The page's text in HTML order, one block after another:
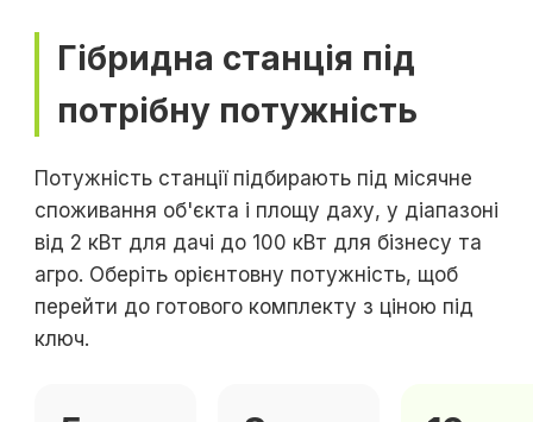
Гібридна станція під
потрібну потужність
Потужність станції підбирають під місячне
споживання об'єкта і площу даху, у діапазоні
від 2 кВт для дачі до 100 кВт для бізнесу та
агро. Оберіть орієнтовну потужність, щоб
перейти до готового комплекту з ціною під
ключ.